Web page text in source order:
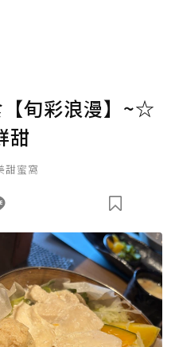
旬彩浪漫】~☆
甜
甜蜜窩